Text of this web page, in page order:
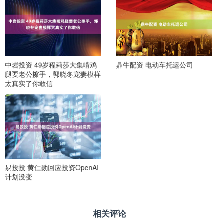
中岩投资 49岁程莉莎大集啃鸡
腿要老公擦手，郭晓冬宠妻模样
太真实了你敢信
鼎牛配资 电动车托运公司
易投投 黄仁勋回应投资OpenAI
计划没变
相关评论